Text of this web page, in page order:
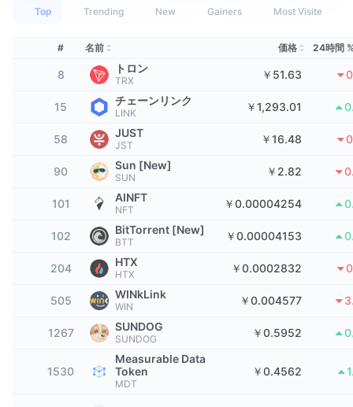
トレンド
上場予定
最近追加されたコイン
上昇率上位＆下落率上位
コミュニティセンチメント
チェーンランキング
インジケーター
恐怖と強欲指数・
アルトコインシーズンインデックス
市場サイクル指標
ビットコインのドミナンス
CoinMarketCap 20インデックス
CoinMarketCap 100インデックス
暗号資産ETF
トップトレーダー
デリバティブ
エンタープライズ
料金
リソース
ドキュメンテーション
よくある質問
AIインテグレーション
CMCエージェントハブ
スキルマーケットプレイス
ニュースレター
CMC Launch
CMCラボ
CMC Max
トップニュース
Telegramボット
広告掲載について
Top Trending New Gainers Most Visited
# 名前 価格 24時間
8 トロン
TRX ￥51.63
15 チェーンリンク
LINK ￥1,293.01
58 JUST
JST ￥16.48
90 Sun [New]
SUN ￥2.82
101 AINFT
NFT ￥0.00004254
102 BitTorrent [New]
BTT ￥0.00004153
204 HTX
HTX ￥0.0002832
505 WINkLink
WIN ￥0.004577
1267 SUNDOG
SUNDOG ￥0.5952
1530
Measurable Data
Token
MDT
￥0.4562